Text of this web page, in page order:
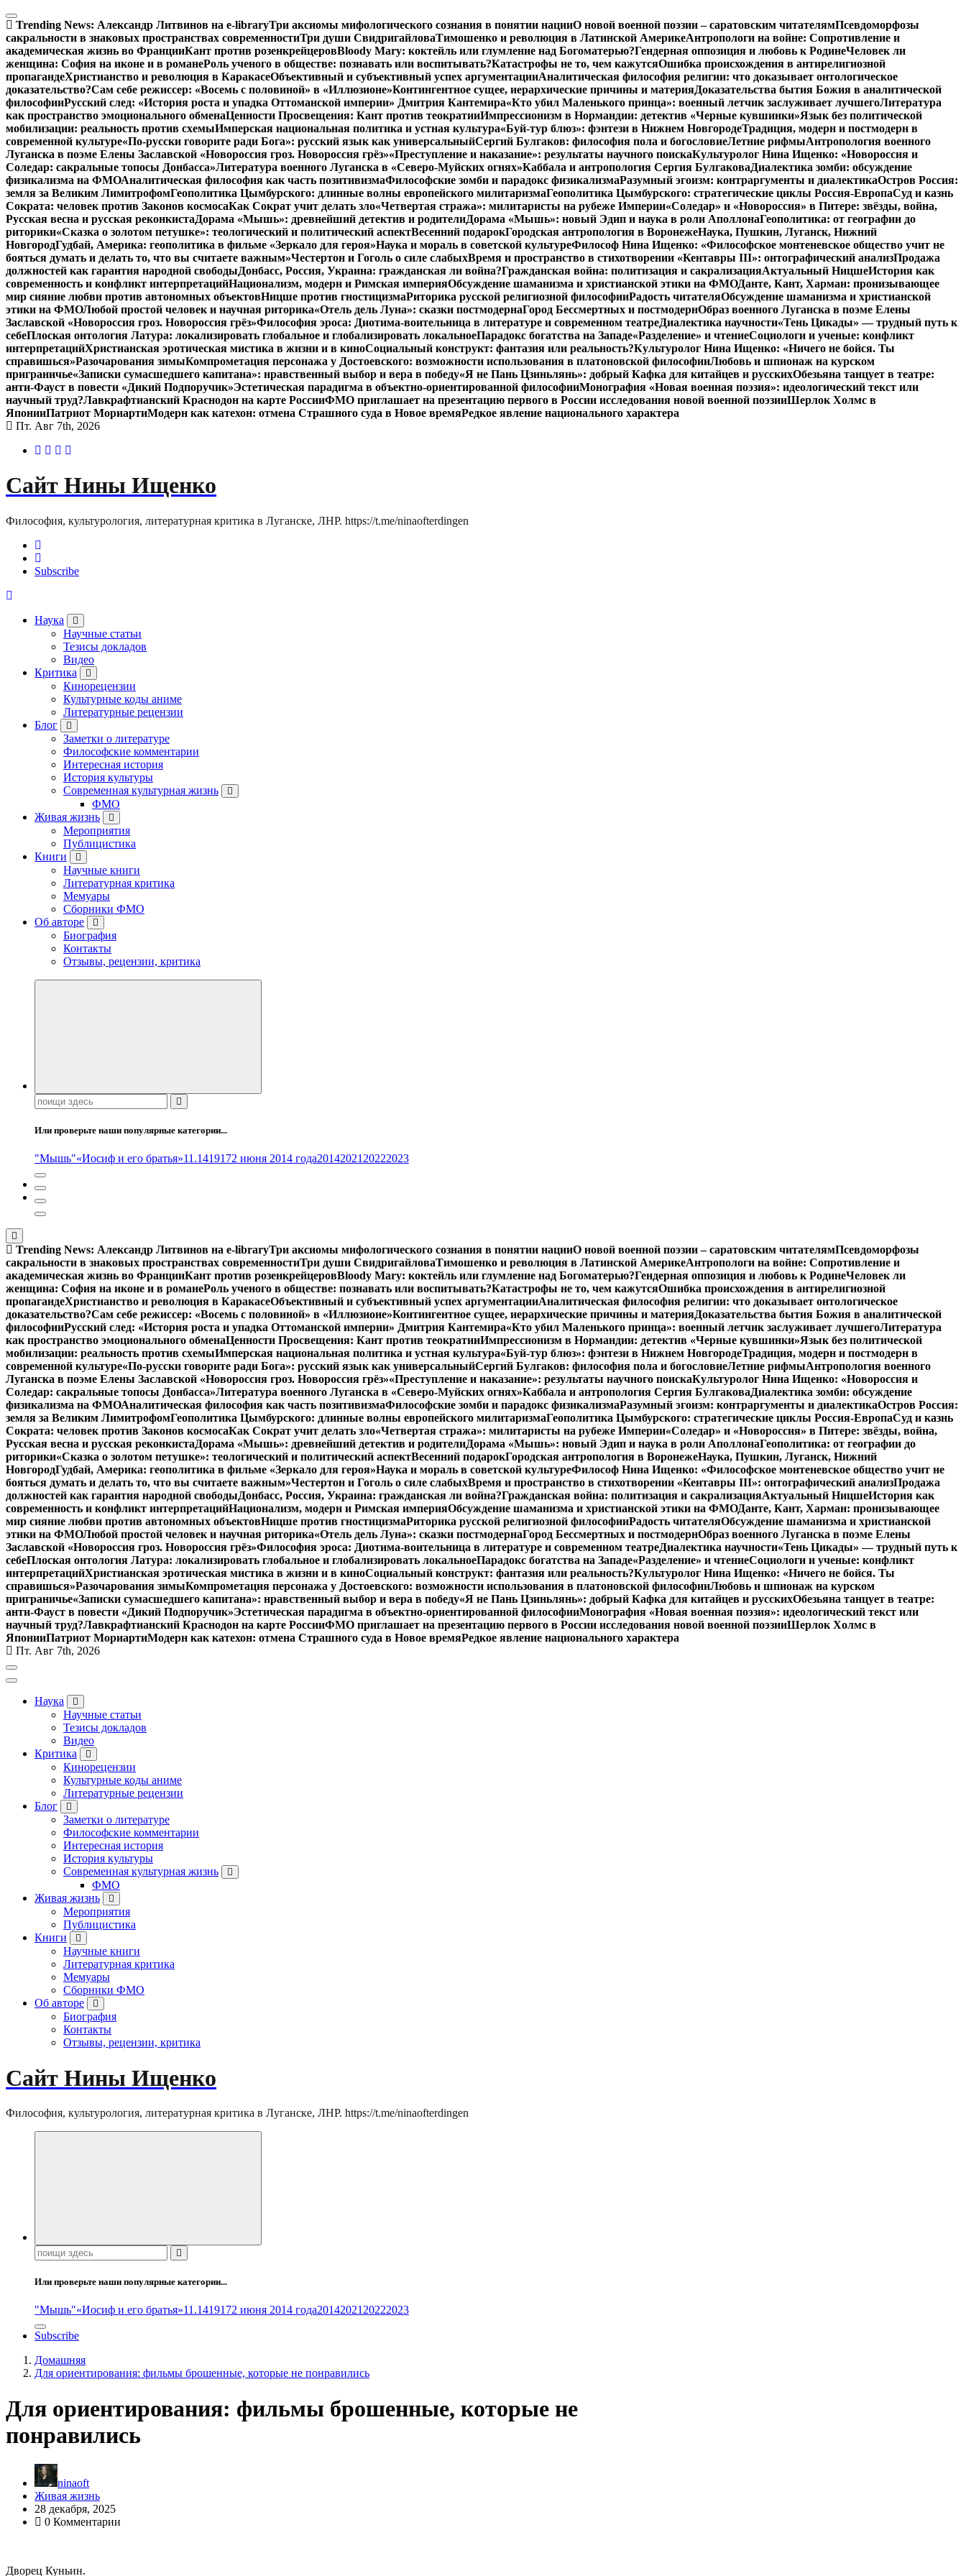
Перейти
к
содержимому
Trending News: Александр Литвинов на e-libraryТри аксиомы мифологического сознания в понятии нацииО новой военной поэзии – саратовским читателямПсевдоморфозы
сакральности в знаковых пространствах современностиТри души СвидригайловаТимошенко и революция в Латинской АмерикеАнтропологи на войне: Сопротивление и
академическая жизнь во ФранцииКант против розенкрейцеровBloody Mary: коктейль или глумление над Богоматерью?Гендерная оппозиция и любовь к РодинеЧеловек ли
женщина: София на иконе и в романеРоль ученого в обществе: познавать или воспитывать?Катастрофы не то, чем кажутсяОшибка происхождения в антирелигиозной
пропагандеХристианство и революция в КаракасеОбъективный и субъективный успех аргументацииАналитическая философия религии: что доказывает онтологическое
доказательство?Сам себе режиссер: «Восемь с половиной» в «Иллюзионе»Контингентное сущее, иерархические причины и материяДоказательства бытия Божия в аналитической
философииРусский след: «История роста и упадка Оттоманской империи» Дмитрия Кантемира«Кто убил Маленького принца»: военный летчик заслуживает лучшегоЛитература
как пространство эмоционального обменаЦенности Просвещения: Кант против теократииИмпрессионизм в Нормандии: детектив «Черные кувшинки»Язык без политической
мобилизации: реальность против схемыИмперская национальная политика и устная культура«Буй-тур блюз»: фэнтези в Нижнем НовгородеТрадиция, модерн и постмодерн в
современной культуре«По-русски говорите ради Бога»: русский язык как универсальныйСергий Булгаков: философия пола и богословиеЛетние рифмыАнтропология военного
Луганска в поэме Елены Заславской «Новороссия гроз. Новороссия грёз»«Преступление и наказание»: результаты научного поискаКультуролог Нина Ищенко: «Новороссия и
Соледар: сакральные топосы Донбасса»Литература военного Луганска в «Северо-Муйских огнях»Каббала и антропология Сергия БулгаковаДиалектика зомби: обсуждение
физикализма на ФМОАналитическая философия как часть позитивизмаФилософские зомби и парадокс физикализмаРазумный эгоизм: контраргументы и диалектикаОстров Россия:
земля за Великим ЛимитрофомГеополитика Цымбурского: длинные волны европейского милитаризмаГеополитика Цымбурского: стратегические циклы Россия-ЕвропаСуд и казнь
Сократа: человек против Законов космосаКак Сократ учит делать зло«Четвертая стража»: милитаристы на рубеже Империи«Соледар» и «Новороссия» в Питере: звёзды, война,
Русская весна и русская реконкистаДорама «Мышь»: древнейший детектив и родителиДорама «Мышь»: новый Эдип и наука в роли АполлонаГеополитика: от географии до
риторики«Сказка о золотом петушке»: теологический и политический аспектВесенний подарокГородская антропология в ВоронежеНаука, Пушкин, Луганск, Нижний
НовгородГудбай, Америка: геополитика в фильме «Зеркало для героя»Наука и мораль в советской культуреФилософ Нина Ищенко: «Философское монтеневское общество учит не
бояться думать и делать то, что вы считаете важным»Честертон и Гоголь о силе слабыхВремя и пространство в стихотворении «Кентавры III»: онтографический анализПродажа
должностей как гарантия народной свободыДонбасс, Россия, Украина: гражданская ли война?Гражданская война: политизация и сакрализацияАктуальный НицшеИстория как
современность и конфликт интерпретацийНационализм, модерн и Римская империяОбсуждение шаманизма и христианской этики на ФМОДанте, Кант, Харман: пронизывающее
мир сияние любви против автономных объектовНицше против гностицизмаРиторика русской религиозной философииРадость читателяОбсуждение шаманизма и христианской
этики на ФМОЛюбой простой человек и научная риторика«Отель дель Луна»: сказки постмодернаГород Бессмертных и постмодернОбраз военного Луганска в поэме Елены
Заславской «Новороссия гроз. Новороссия грёз»Философия эроса: Диотима-воительница в литературе и современном театреДиалектика научности«Тень Цикады» — трудный путь к
себеПлоская онтология Латура: локализировать глобальное и глобализировать локальноеПарадокс богатства на Западе«Разделение» и чтениеСоциологи и ученые: конфликт
интерпретацийХристианская эротическая мистика в жизни и в киноСоциальный конструкт: фантазия или реальность?Культуролог Нина Ищенко: «Ничего не бойся. Ты
справишься»Разочарования зимыКомпрометация персонажа у Достоевского: возможности использования в платоновской философииЛюбовь и шпионаж на курском
приграничье«Записки сумасшедшего капитана»: нравственный выбор и вера в победу«Я не Пань Цзиньлянь»: добрый Кафка для китайцев и русскихОбезьяна танцует в театре:
анти-Фауст в повести «Дикий Подпоручик»Эстетическая парадигма в объектно-ориентированной философииМонография «Новая военная поэзия»: идеологический текст или
научный труд?Лавкрафтианский Краснодон на карте РоссииФМО приглашает на презентацию первого в России исследования новой военной поэзииШерлок Холмс в
ЯпонииПатриот МориартиМодерн как катехон: отмена Страшного суда в Новое времяРедкое явление национального характера
Пт. Авг 7th, 2026
Сайт Нины Ищенко
Философия, культурология, литературная критика в Луганске, ЛНР. https://t.me/ninaofterdingen
Subscribe
Наука
Научные статьи
Тезисы докладов
Видео
Критика
Кинорецензии
Культурные коды аниме
Литературные рецензии
Блог
Заметки о литературе
Философские комментарии
Интересная история
История культуры
Современная культурная жизнь
ФМО
Живая жизнь
Мероприятия
Публицистика
Книги
Научные книги
Литературная критика
Мемуары
Сборники ФМО
Об авторе
Биография
Контакты
Отзывы, рецензии, критика
Поиск:
Или проверьте наши популярные категории...
"Мышь"«Иосиф и его братья»11.1419172 июня 2014 года20142021 20222023
Trending News: Александр Литвинов на e-libraryТри аксиомы мифологического сознания в понятии нацииО новой военной поэзии – саратовским читателямПсевдоморфозы
сакральности в знаковых пространствах современностиТри души СвидригайловаТимошенко и революция в Латинской АмерикеАнтропологи на войне: Сопротивление и
академическая жизнь во ФранцииКант против розенкрейцеровBloody Mary: коктейль или глумление над Богоматерью?Гендерная оппозиция и любовь к РодинеЧеловек ли
женщина: София на иконе и в романеРоль ученого в обществе: познавать или воспитывать?Катастрофы не то, чем кажутсяОшибка происхождения в антирелигиозной
пропагандеХристианство и революция в КаракасеОбъективный и субъективный успех аргументацииАналитическая философия религии: что доказывает онтологическое
доказательство?Сам себе режиссер: «Восемь с половиной» в «Иллюзионе»Контингентное сущее, иерархические причины и материяДоказательства бытия Божия в аналитической
философииРусский след: «История роста и упадка Оттоманской империи» Дмитрия Кантемира«Кто убил Маленького принца»: военный летчик заслуживает лучшегоЛитература
как пространство эмоционального обменаЦенности Просвещения: Кант против теократииИмпрессионизм в Нормандии: детектив «Черные кувшинки»Язык без политической
мобилизации: реальность против схемыИмперская национальная политика и устная культура«Буй-тур блюз»: фэнтези в Нижнем НовгородеТрадиция, модерн и постмодерн в
современной культуре«По-русски говорите ради Бога»: русский язык как универсальныйСергий Булгаков: философия пола и богословиеЛетние рифмыАнтропология военного
Луганска в поэме Елены Заславской «Новороссия гроз. Новороссия грёз»«Преступление и наказание»: результаты научного поискаКультуролог Нина Ищенко: «Новороссия и
Соледар: сакральные топосы Донбасса»Литература военного Луганска в «Северо-Муйских огнях»Каббала и антропология Сергия БулгаковаДиалектика зомби: обсуждение
физикализма на ФМОАналитическая философия как часть позитивизмаФилософские зомби и парадокс физикализмаРазумный эгоизм: контраргументы и диалектикаОстров Россия:
земля за Великим ЛимитрофомГеополитика Цымбурского: длинные волны европейского милитаризмаГеополитика Цымбурского: стратегические циклы Россия-ЕвропаСуд и казнь
Сократа: человек против Законов космосаКак Сократ учит делать зло«Четвертая стража»: милитаристы на рубеже Империи«Соледар» и «Новороссия» в Питере: звёзды, война,
Русская весна и русская реконкистаДорама «Мышь»: древнейший детектив и родителиДорама «Мышь»: новый Эдип и наука в роли АполлонаГеополитика: от географии до
риторики«Сказка о золотом петушке»: теологический и политический аспектВесенний подарокГородская антропология в ВоронежеНаука, Пушкин, Луганск, Нижний
НовгородГудбай, Америка: геополитика в фильме «Зеркало для героя»Наука и мораль в советской культуреФилософ Нина Ищенко: «Философское монтеневское общество учит не
бояться думать и делать то, что вы считаете важным»Честертон и Гоголь о силе слабыхВремя и пространство в стихотворении «Кентавры III»: онтографический анализПродажа
должностей как гарантия народной свободыДонбасс, Россия, Украина: гражданская ли война?Гражданская война: политизация и сакрализацияАктуальный НицшеИстория как
современность и конфликт интерпретацийНационализм, модерн и Римская империяОбсуждение шаманизма и христианской этики на ФМОДанте, Кант, Харман: пронизывающее
мир сияние любви против автономных объектовНицше против гностицизмаРиторика русской религиозной философииРадость читателяОбсуждение шаманизма и христианской
этики на ФМОЛюбой простой человек и научная риторика«Отель дель Луна»: сказки постмодернаГород Бессмертных и постмодернОбраз военного Луганска в поэме Елены
Заславской «Новороссия гроз. Новороссия грёз»Философия эроса: Диотима-воительница в литературе и современном театреДиалектика научности«Тень Цикады» — трудный путь к
себеПлоская онтология Латура: локализировать глобальное и глобализировать локальноеПарадокс богатства на Западе«Разделение» и чтениеСоциологи и ученые: конфликт
интерпретацийХристианская эротическая мистика в жизни и в киноСоциальный конструкт: фантазия или реальность?Культуролог Нина Ищенко: «Ничего не бойся. Ты
справишься»Разочарования зимыКомпрометация персонажа у Достоевского: возможности использования в платоновской философииЛюбовь и шпионаж на курском
приграничье«Записки сумасшедшего капитана»: нравственный выбор и вера в победу«Я не Пань Цзиньлянь»: добрый Кафка для китайцев и русскихОбезьяна танцует в театре:
анти-Фауст в повести «Дикий Подпоручик»Эстетическая парадигма в объектно-ориентированной философииМонография «Новая военная поэзия»: идеологический текст или
научный труд?Лавкрафтианский Краснодон на карте РоссииФМО приглашает на презентацию первого в России исследования новой военной поэзииШерлок Холмс в
ЯпонииПатриот МориартиМодерн как катехон: отмена Страшного суда в Новое времяРедкое явление национального характера
Пт. Авг 7th, 2026
Наука
Научные статьи
Тезисы докладов
Видео
Критика
Кинорецензии
Культурные коды аниме
Литературные рецензии
Блог
Заметки о литературе
Философские комментарии
Интересная история
История культуры
Современная культурная жизнь
ФМО
Живая жизнь
Мероприятия
Публицистика
Книги
Научные книги
Литературная критика
Мемуары
Сборники ФМО
Об авторе
Биография
Контакты
Отзывы, рецензии, критика
Сайт Нины Ищенко
Философия, культурология, литературная критика в Луганске, ЛНР. https://t.me/ninaofterdingen
Поиск:
Или проверьте наши популярные категории...
"Мышь"«Иосиф и его братья»11.1419172 июня 2014 года2014202120222023
Subscribe
Домашняя
Для ориентирования: фильмы брошенные, которые не понравились
Для ориентирования: фильмы брошенные, которые не
понравились
ninaoft
Живая жизнь
28 декабря, 2025
0 Комментарии
Дворец Куньин.